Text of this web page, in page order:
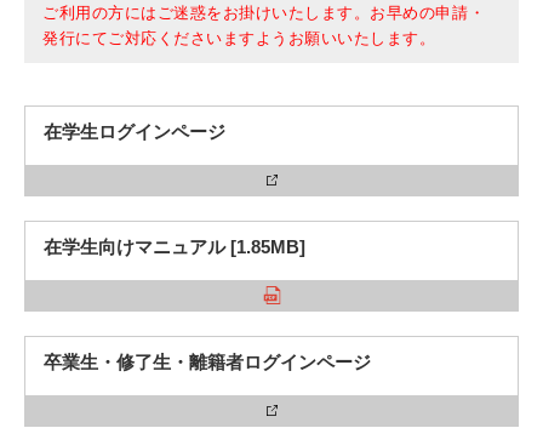
6. 寄付・ご支援
ご利用の方にはご迷惑をお掛けいたします。お早めの申請・
発行にてご対応くださいますようお願いいたします。
在学生ログインページ
在学生向けマニュアル [1.85MB]
卒業生・修了生・離籍者ログインページ